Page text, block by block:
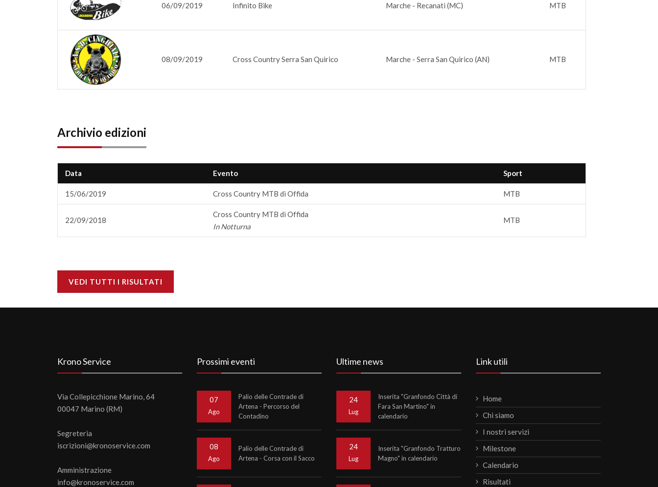
06/09/2019 Infinito Bike Marche - Recanati (MC) MTB
08/09/2019 Cross Country Serra San Quirico Marche - Serra San Quirico (AN) MTB
Archivio edizioni
Data Evento Sport
15/06/2019 Cross Country MTB di Offida MTB
22/09/2018
Cross Country MTB di Offida
In Notturna
MTB
VEDI TUTTI I RISULTATI
Krono Service
Via Collepicchione Marino, 64
00047 Marino (RM)
Segreteria
iscrizioni@kronoservice.com
Amministrazione
info@kronoservice.com
Prossimi eventi
07
Ago
Palio delle Contrade di
Artena - Percorso del
Contadino
08
Ago
Palio delle Contrade di
Artena - Corsa con il Sacco
Ultime news
24
Lug
Inserita "Granfondo Città di
Fara San Martino" in
calendario
24
Lug
Inserita "Granfondo Tratturo
Magno" in calendario
Link utili
Home
Chi siamo
I nostri servizi
Milestone
Calendario
Risultati